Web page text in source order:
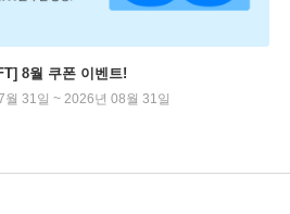
8월 쿠폰 이벤트!
월 31일 ~ 2026년 08월 31일